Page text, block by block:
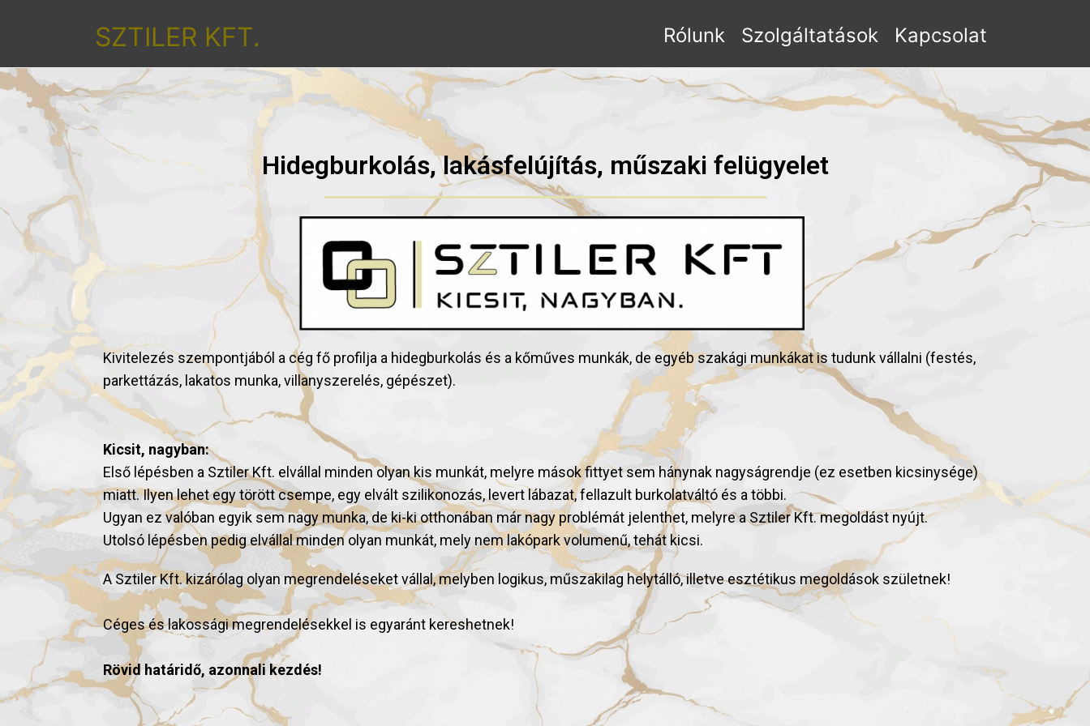
SZTILER KFT. Rólunk Szolgáltatások Kapcsolat
Hidegburkolás, lakásfelújítás, műszaki felügyelet
Kivitelezés szempontjából a cég fő profilja a hidegburkolás és a kőműves munkák, de egyéb szakági munkákat is tudunk vállalni (festés,
parkettázás, lakatos munka, villanyszerelés, gépészet).
Kicsit, nagyban:
Első lépésben a Sztiler Kft. elvállal minden olyan kis munkát, melyre mások fittyet sem hánynak nagyságrendje (ez esetben kicsinysége)
miatt. Ilyen lehet egy törött csempe, egy elvált szilikonozás, levert lábazat, fellazult burkolatváltó és a többi.
Ugyan ez valóban egyik sem nagy munka, de ki-ki otthonában már nagy problémát jelenthet, melyre a Sztiler Kft. megoldást nyújt.
Utolsó lépésben pedig elvállal minden olyan munkát, mely nem lakópark volumenű, tehát kicsi.
A Sztiler Kft. kizárólag olyan megrendeléseket vállal, melyben logikus, műszakilag helytálló, illetve esztétikus megoldások születnek!
Céges és lakossági megrendelésekkel is egyaránt kereshetnek!
Rövid határidő, azonnali kezdés!